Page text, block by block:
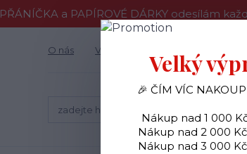
PŘÁNÍČKA a PAPÍROVÉ DÁRKY odesílám
O nás Vše o nákupuVelký
🎉 ČÍM VÍC
Nákup nad 1 000
Nákup nad 2 000
Nákup nad 3 000